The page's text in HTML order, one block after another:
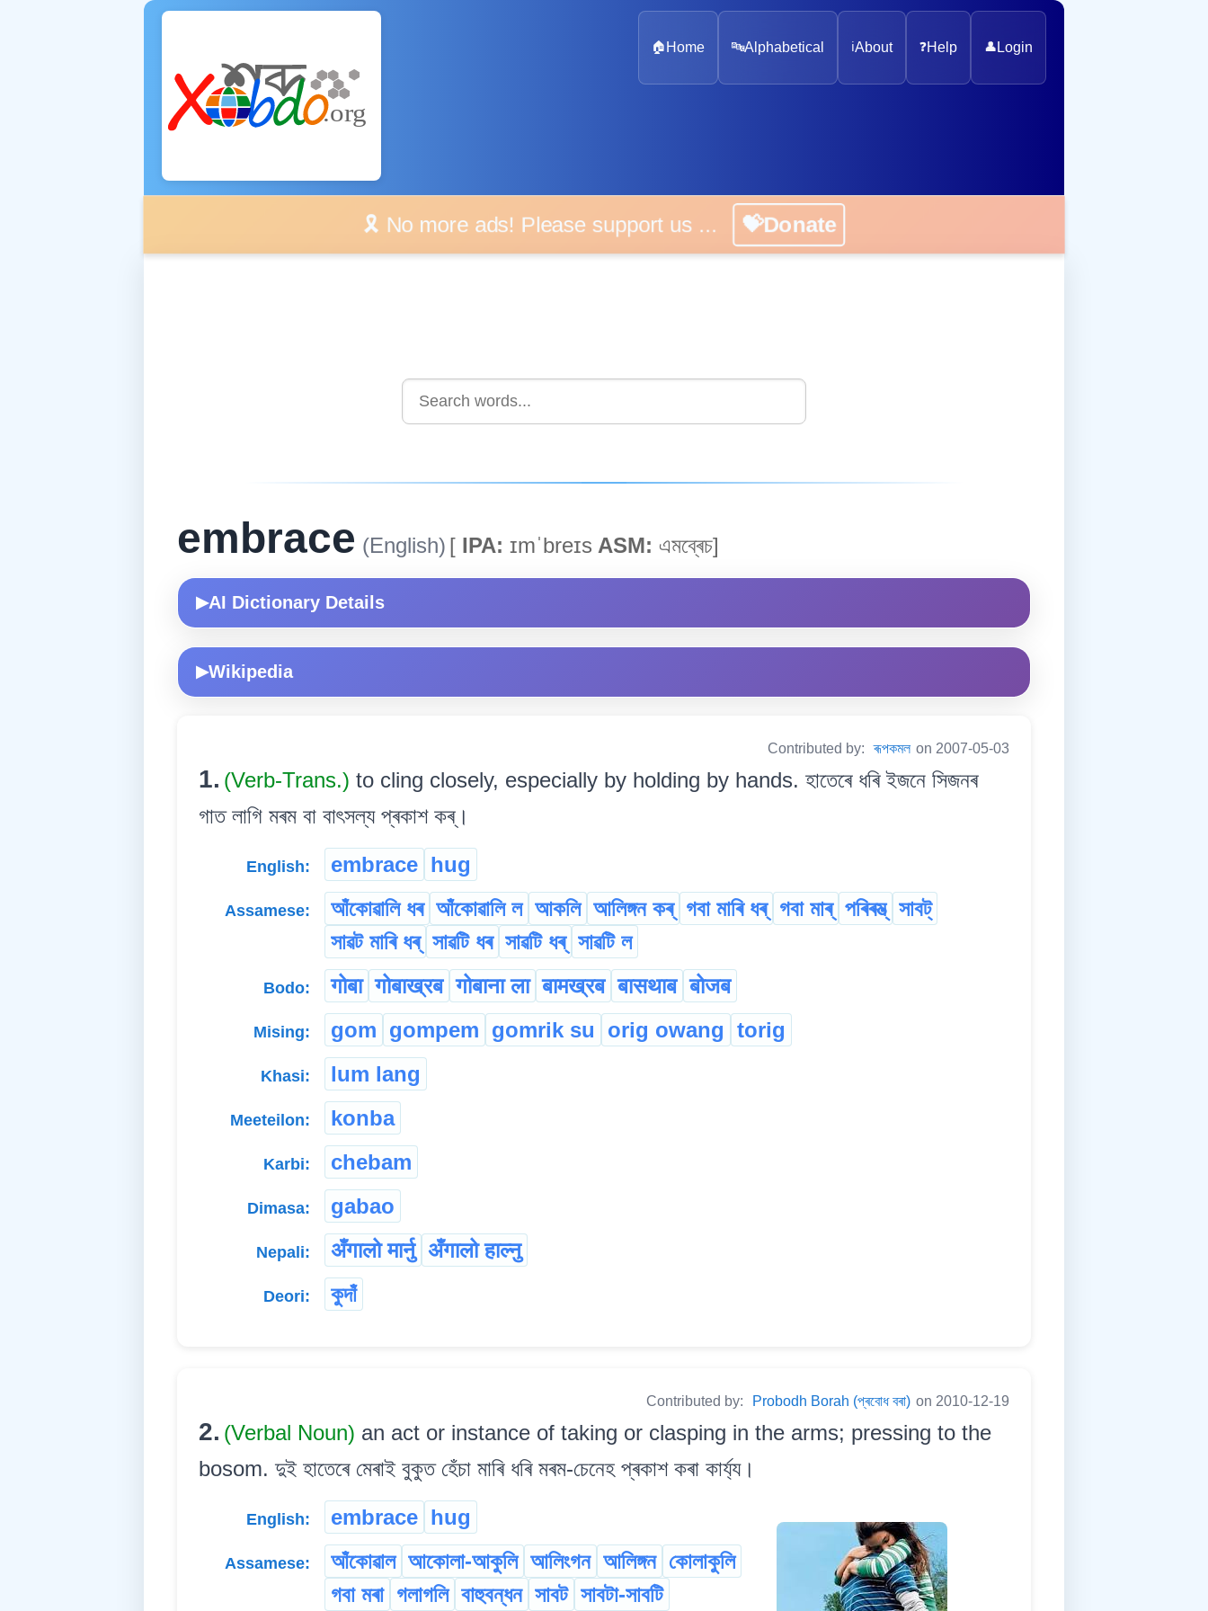
🏠 Home 🔤Alphabetical ℹ️About ❓Help 👤Login
🎗️ No more ads! Please support us ... 💝Donate
embrace (English) [ IPA: ɪmˈbreɪs ASM: এমব্ৰেচ]
▶AI Dictionary Details
▶Wikipedia
Contributed by: ৰূপকমল on 2007-05-03
1. (Verb-Trans.) to cling closely, especially by holding by hands. হাতেৰে ধৰি ইজনে সিজনৰ
গাত লাগি মৰম বা বাৎসল্য প্ৰকাশ কৰ্।
English: embrace hug
Assamese: আঁকোৱালি ধৰ আঁকোৱালি ল আকলি আলিঙ্গন কৰ্ গবা মাৰি ধৰ্ গবা মাৰ্ পৰিৰম্ভ্ সাবট্
সাৱট মাৰি ধৰ্ সাৱটি ধৰ সাৱটি ধৰ্ সাৱটি ল
Bodo: गोबा गोबाख्रब गोबाना ला बामख्रब बासथाब बोजब
Mising: gom gompem gomrik su orig owang torig
Khasi: lum lang
Meeteilon: konba
Karbi: chebam
Dimasa: gabao
Nepali: अँगालो मार्नु अँगालो हाल्नु
Deori: কুদাঁ
Contributed by: Probodh Borah (প্ৰবোধ বৰা) on 2010-12-19
2. (Verbal Noun) an act or instance of taking or clasping in the arms; pressing to the
bosom. দুই হাতেৰে মেৰাই বুকুত হেঁচা মাৰি ধৰি মৰম-চেনেহ প্ৰকাশ কৰা কাৰ্য্য।
English: embrace hug
Assamese: আঁকোৱাল আকোলা-আকুলি আলিংগন আলিঙ্গন কোলাকুলি
গবা মৰা গলাগলি বাহুবন্ধন সাবট সাবটা-সাবটি